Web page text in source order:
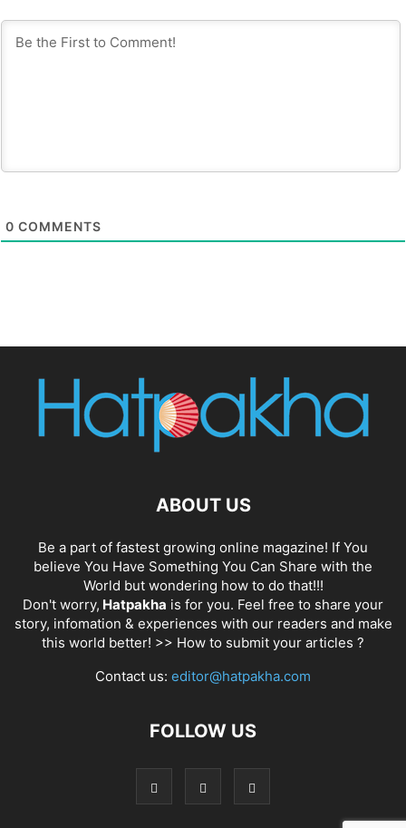
0 COMMENTS
ABOUT US
Be a part of fastest growing online magazine! If You
believe You Have Something You Can Share with the
World but wondering how to do that!!!
Don't worry, Hatpakha is for you. Feel free to share your
story, infomation & experiences with our readers and make
this world better! >> How to submit your articles ?
Contact us: editor@hatpakha.com
FOLLOW US